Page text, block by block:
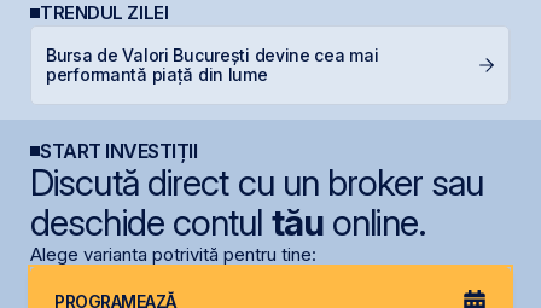
TRENDUL ZILEI
Bursa de Valori București devine cea mai
performantă piață din lume
START INVESTIȚII
Discută direct cu un broker sau
deschide contul tăuonline.
Alege varianta potrivită pentru tine:
PROGRAMEAZĂ